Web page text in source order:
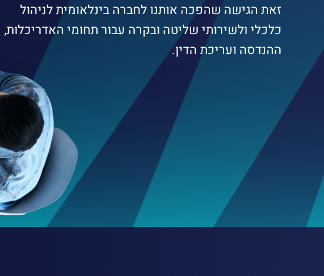
זאת הגישה שהפכה אותנו לחברה בינלאומית לניהול
כלכלי ולשירותי שליטה ובקרה עבור תחומי האדריכלות,
ההנדסה ועריכת הדין.